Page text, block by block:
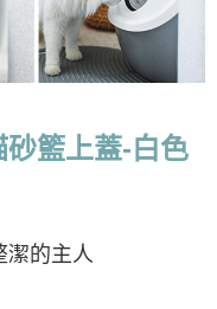
砂籃上蓋-白色
潔的主人